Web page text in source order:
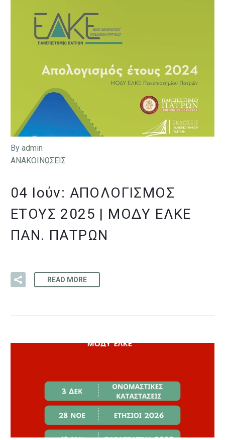
By admin
ΑΝΑΚΟΙΝΩΣΕΙΣ
04 Ιούν: ΑΠΟΛΟΓΙΣΜΌΣ
ΈΤΟΥΣ 2025 | ΜΟΔΥ ΕΛΚΕ
ΠΑΝ. ΠΑΤΡΏΝ
READ MORE